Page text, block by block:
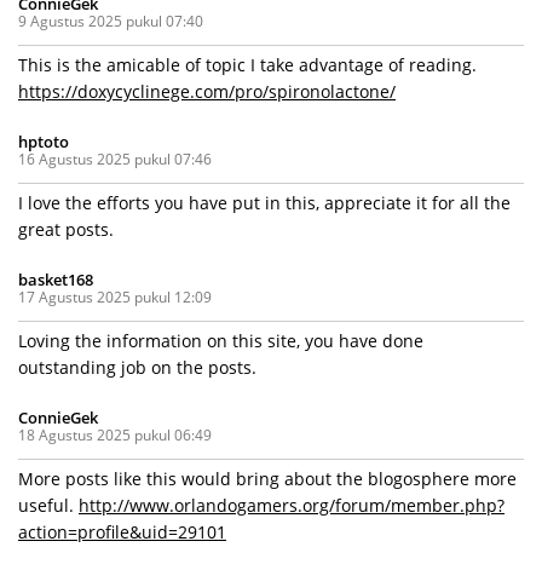
9 Agustus 2025 pukul 07:40
This is the amicable of topic I take advantage of reading.
https://doxycyclinege.com/pro/spironolactone/
hptoto
16 Agustus 2025 pukul 07:46
I love the efforts you have put in this, appreciate it for all the
great posts.
basket168
17 Agustus 2025 pukul 12:09
Loving the information on this site, you have done
outstanding job on the posts.
ConnieGek
18 Agustus 2025 pukul 06:49
More posts like this would bring about the blogosphere more
useful. http://www.orlandogamers.org/forum/member.php?
action=profile&uid=29101